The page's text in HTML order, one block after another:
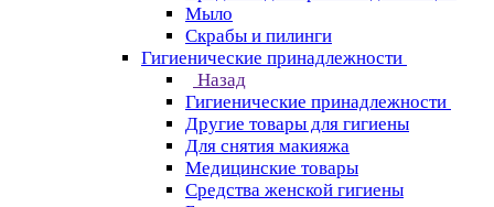
Мыло
Скрабы и пилинги
Гигиенические принадлежности
Назад
Гигиенические принадлежности
Другие товары для гигиены
Для снятия макияжа
Медицинские товары
Средства женской гигиены